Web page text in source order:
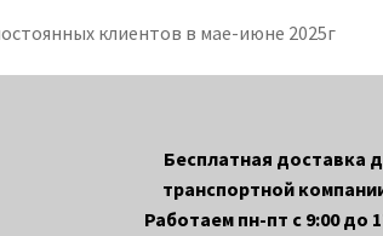
клиентов в мае-июне 2025г
Бесплатная доставка
транспортной
Работаем пн-пт с 9:00 до